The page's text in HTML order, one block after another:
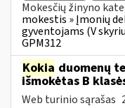
Mokesčių žinyno
mokestis » Įmonių
gyventojams (V
GPM312
Kokia duomenų
išmokėtas B
Web turinio sąrašas